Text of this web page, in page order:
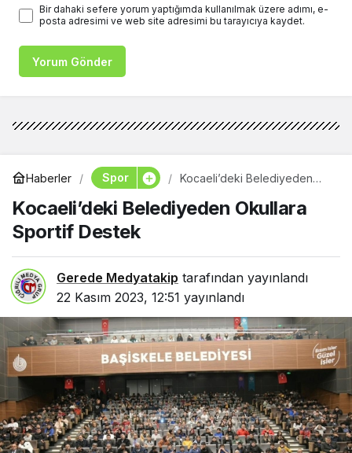
Bir dahaki sefere yorum yaptığımda kullanılmak üzere adımı, e-
posta adresimi ve web site adresimi bu tarayıcıya kaydet.
Yorum Gönder
Haberler Spor
Kocaeli’deki Belediyeden
Kocaeli’deki Belediyeden Okullara
Sportif Destek
Gerede Medyatakip tarafından yayınlandı
22 Kasım 2023, 12:51 yayınlandı